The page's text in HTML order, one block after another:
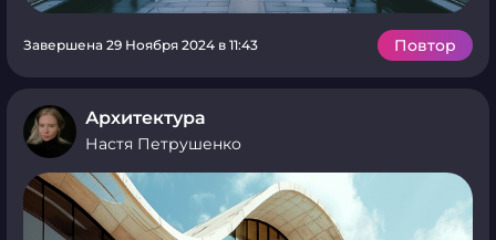
Завершена 29 Ноября 2024 в 11:43 Повтор
Архитектура
Настя Петрушенко